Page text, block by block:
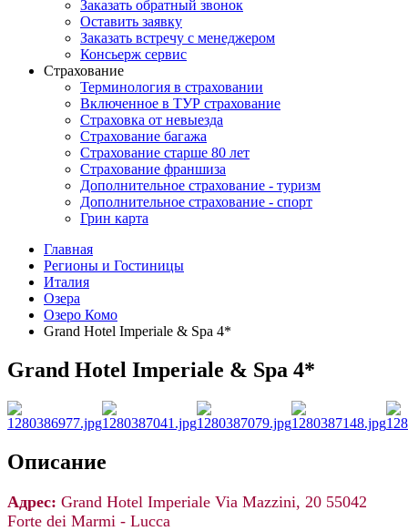
Заказать обратный звонок
Оставить заявку
Заказать встречу с менеджером
Консьерж сервис
Страхование
Терминология в страховании
Включенное в ТУР страхование
Страховка от невыезда
Страхование багажа
Страхование старше 80 лет
Страхование франшиза
Дополнительное страхование - туризм
Дополнительное страхование - спорт
Грин карта
Главная
Регионы и Гостиницы
Италия
Озера
Озеро Комо
Grand Hotel Imperiale & Spa 4*
Grand Hotel Imperiale & Spa 4*
Описание
Адрес: Grand Hotel Imperiale Via Mazzini, 20 55042
Forte dei Marmi - Lucca